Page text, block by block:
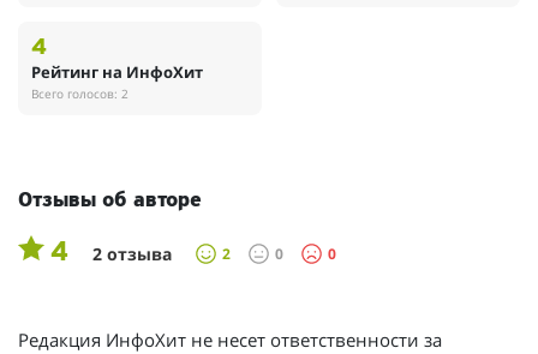
4
Рейтинг на ИнфоХит
Всего голосов: 2
Отзывы об авторе
4 2 отзыва 2 0 0
Редакция ИнфоХит не несет ответственности за